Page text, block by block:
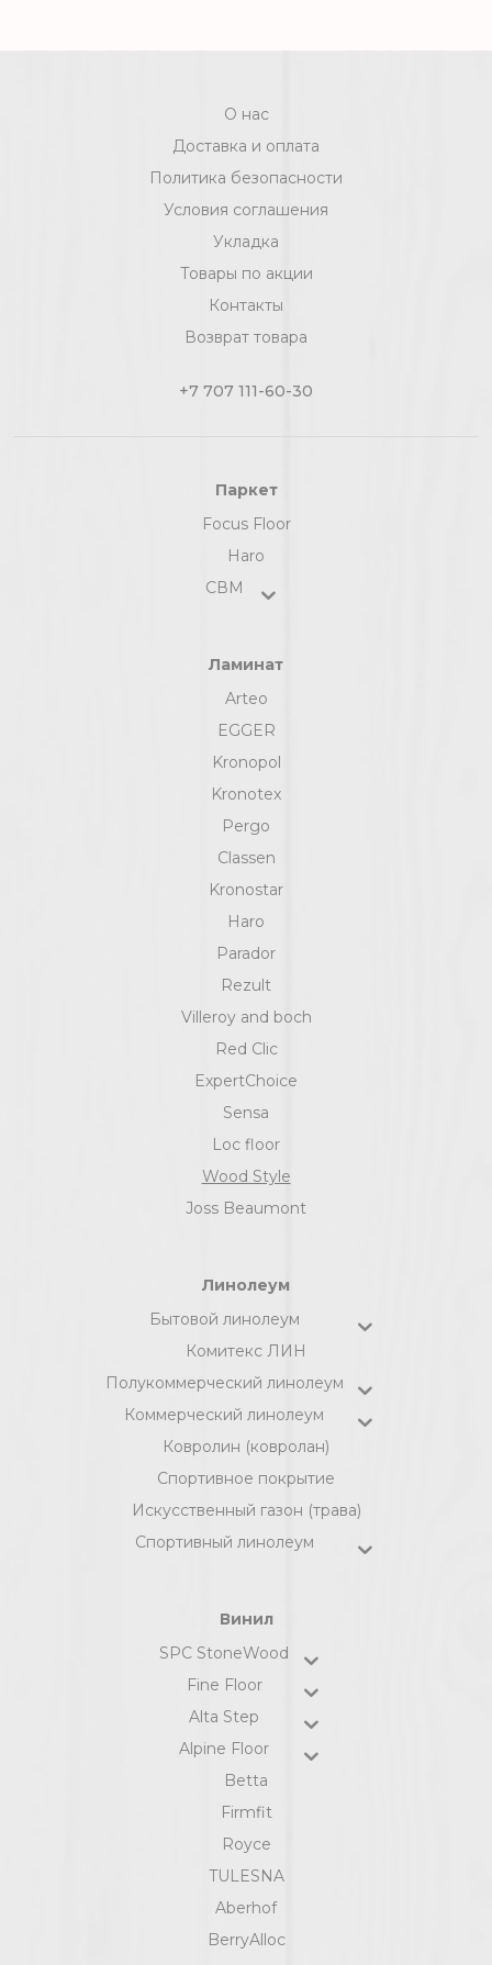
О нас
Доставка и оплата
Политика безопасности
Условия соглашения
Укладка
Товары по акции
Контакты
Возврат товара
+7 707 111-60-30
Паркет
Focus Floor
Haro
СВМ
Ламинат
Arteo
EGGER
Kronopol
Kronotex
Pergo
Classen
Kronostar
Haro
Parador
Rezult
Villeroy and boch
Red Clic
ExpertChoice
Sensa
Loc floor
Wood Style
Joss Beaumont
Линолеум
Бытовой линолеум
Комитекс ЛИН
Полукоммерческий линолеум
Коммерческий линолеум
Ковролин (ковролан)
Спортивное покрытие
Искусственный газон (трава)
Спортивный линолеум
Винил
SPC StoneWood
Fine Floor
Alta Step
Alpine Floor
Betta
Firmfit
Royce
TULESNA
Aberhof
BerryAlloc